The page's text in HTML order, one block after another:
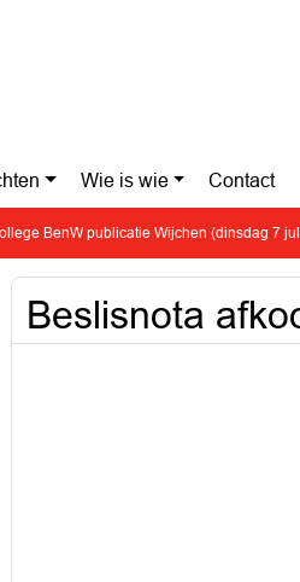
Wie is wie Contact
BenW publicatie Wijchen (dinsdag 7
Beslisnota